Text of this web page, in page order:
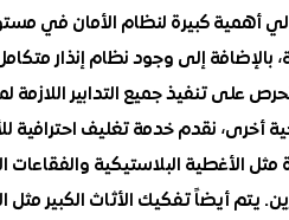
أهمية كبيرة لنظام الأمان في
بالإضافة إلى وجود نظام إنذار
على تنفيذ جميع التدابير
أخرى، نقدم خدمة تغليف احترافية
مثل الأغطية البلاستيكية
يتم أيضاً تفكيك الأثاث الكبير